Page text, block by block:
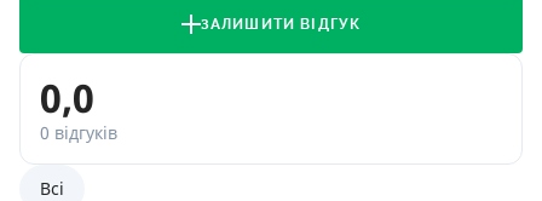
ЗАЛИШИТИ ВІДГУК
0,0
0 відгуків
Всі